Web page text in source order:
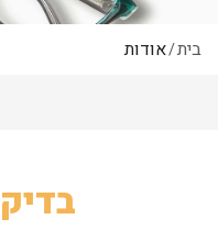
בית/אודות